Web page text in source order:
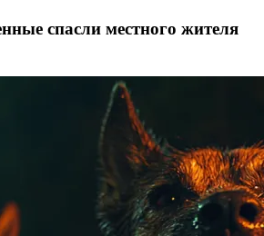
спасли местного жителя